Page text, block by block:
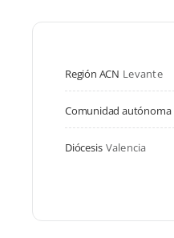
Región ACN Levante
Comunidad autónoma
Diócesis Valencia